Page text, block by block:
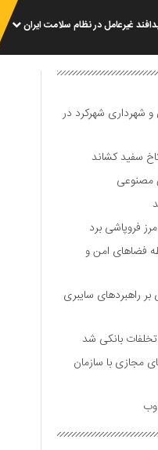
غیرعامل در نظام سلامت ایران
و شهرداری شهرکرد در
سفید کشاند
مصنوعی
فروپاشی برد
فضا‌های امن و
راهبرد‌های سایبری
بانکی شد
مجازی با سازمان